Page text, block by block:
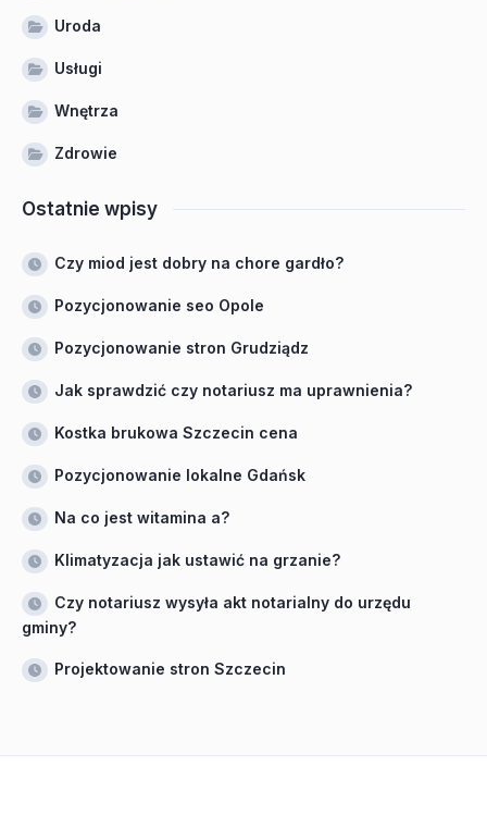
Uroda
Usługi
Wnętrza
Zdrowie
Ostatnie wpisy
Czy miod jest dobry na chore gardło?
Pozycjonowanie seo Opole
Pozycjonowanie stron Grudziądz
Jak sprawdzić czy notariusz ma uprawnienia?
Kostka brukowa Szczecin cena
Pozycjonowanie lokalne Gdańsk
Na co jest witamina a?
Klimatyzacja jak ustawić na grzanie?
Czy notariusz wysyła akt notarialny do urzędu
gminy?
Projektowanie stron Szczecin